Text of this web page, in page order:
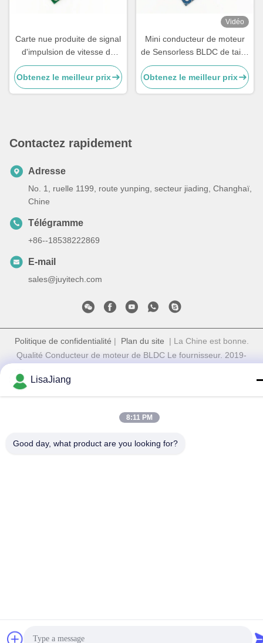
Carte nue produite de signal
d'impulsion de vitesse de
conducteur de moteur de
Sensorless BLDC de
rectangle
Obtenez le meilleur prix
Vidéo
Mini conducteur de moteur
de Sensorless BLDC de taille
sans loger et radiateur
Obtenez le meilleur prix
Contactez rapidement
Adresse
No. 1, ruelle 1199, route yunping, secteur jiading, Changhaï,
Chine
Télégramme
+86--18538222869
E-mail
sales@juyitech.com
Politique de confidentialité | Plan du site | La Chine est bonne.
Qualité Conducteur de moteur de BLDC Le fournisseur. 2019-
LisaJiang
8:11 PM
Good day, what product are you looking for?